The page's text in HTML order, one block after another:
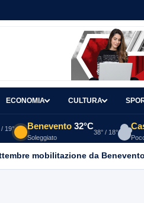
ECONOMIA CULTURA
/ 19° Benevento 32°C
Soleggiato
38° / 18°
mobilitazione da